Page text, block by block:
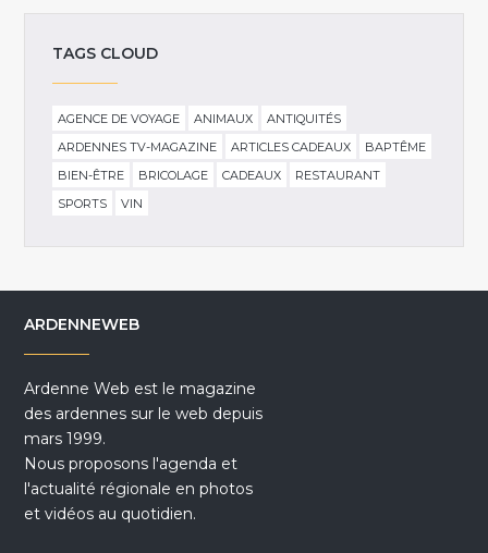
TAGS CLOUD
AGENCE DE VOYAGE ANIMAUX
ANTIQUITÉS
ARDENNES TV-MAGAZINE
ARTICLES CADEAUX
BAPTÊME
BIEN-ÊTRE
BRICOLAGE CADEAUX
RESTAURANT
SPORTS
VIN
ARDENNEWEB
Ardenne Web est le magazine
des ardennes sur le web depuis
mars 1999.
Nous proposons l'agenda et
l'actualité régionale en photos
et vidéos au quotidien.